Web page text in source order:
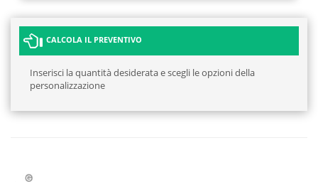
CALCOLA IL PREVENTIVO
Inserisci la quantità desiderata e scegli le opzioni della
personalizzazione